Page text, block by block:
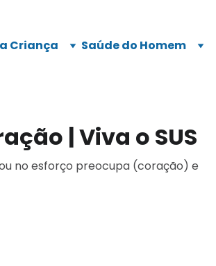
Criança Saúde do Homem
| Viva o SUS
no esforço preocupa (coração) e